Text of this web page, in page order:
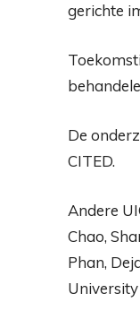
gerichte
De
CITED.
Andere
Chao,
Phan,